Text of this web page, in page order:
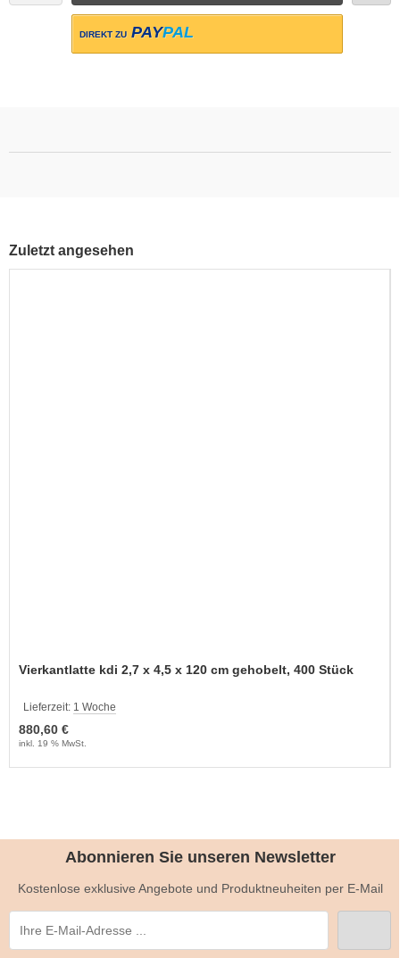
DIREKT ZU PAYPAL
Zuletzt angesehen
Vierkantlatte kdi 2,7 x 4,5 x 120 cm gehobelt, 400 Stück
Lieferzeit: 1 Woche
880,60 €
inkl. 19 % MwSt.
Abonnieren Sie unseren Newsletter
Kostenlose exklusive Angebote und Produktneuheiten per E-Mail